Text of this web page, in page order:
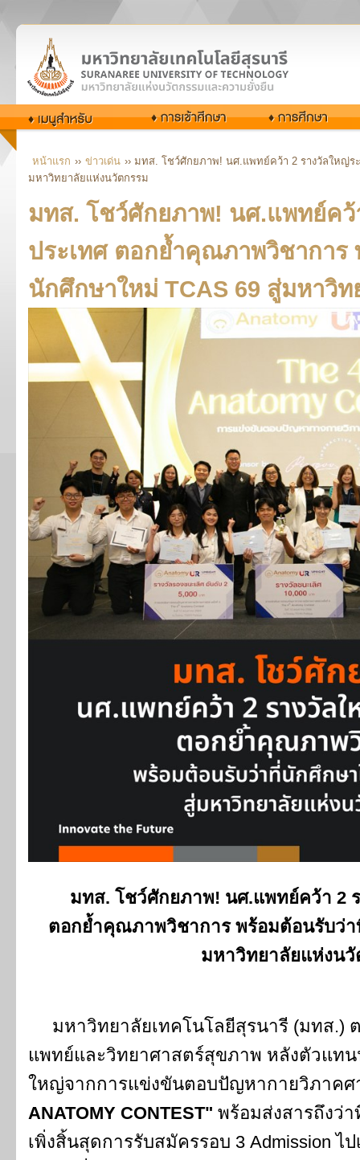
หน้าแรก ›› ข่าวเด่น ›› มทส. โชว์ศักยภาพ! นศ.แพทย์คว้า 2 รางวัลใหญ่
มหาวิทยาลัยแห่งนวัตกรรม
มทส. โชว์ศักยภาพ! นศ.แพทย์คว้
ประเทศ ตอกย้ำคุณภาพวิชาการ
นักศึกษาใหม่ TCAS 69 สู่มหาวิ
มทส. โชว์ศักยภาพ! นศ.แพทย์คว้า 2
ตอกย้ำคุณภาพวิชาการ พร้อมต้อนรับว่า
มหาวิทยาลัยแห่งนวั
มหาวิทยาลัยเทคโนโลยีสุรนารี (มทส.)
แพทย์และวิทยาศาสตร์สุขภาพ หลังตัวแท
ใหญ่จากการแข่งขันตอบปัญหากายวิภาคศ
ANATOMY CONTEST" พร้อมส่งสารถึงว่
เพิ่งสิ้นสุดการรับสมัครรอบ 3 Admission